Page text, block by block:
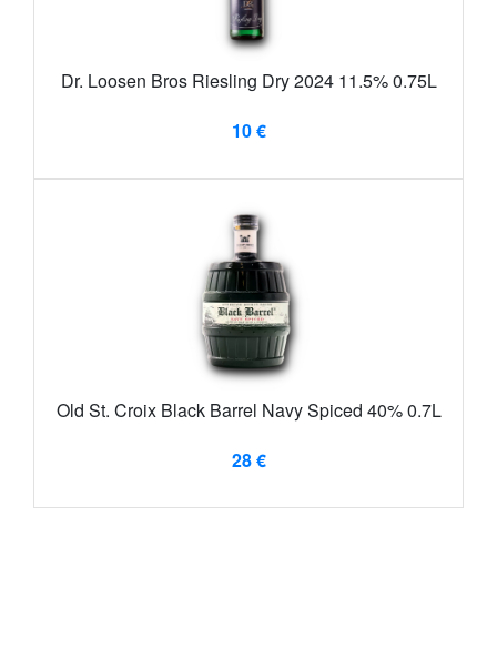
Dr. Loosen Bros Riesling Dry 2024 11.5% 0.75L
10 €
Old St. Croix Black Barrel Navy Spiced 40% 0.7L
28 €